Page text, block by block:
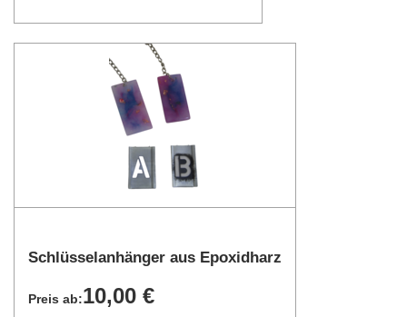
Schlüsselanhänger aus Epoxidharz
Preis ab:10,00 €